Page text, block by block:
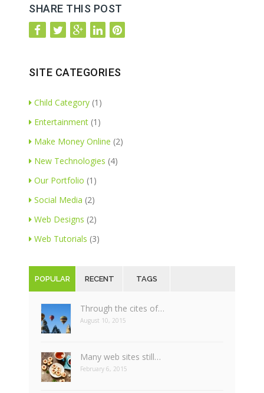
SHARE THIS POST
SITE CATEGORIES
Child Category (1)
Entertainment (1)
Make Money Online (2)
New Technologies (4)
Our Portfolio (1)
Social Media (2)
Web Designs (2)
Web Tutorials (3)
POPULAR RECENT TAGS
Through the cites of…
August 10, 2015
Many web sites still…
February 6, 2015